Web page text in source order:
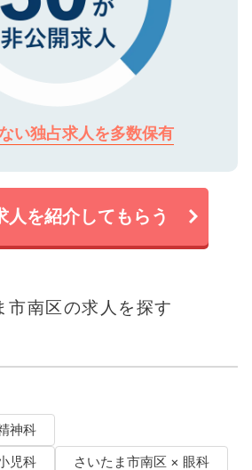
い独占求人を多数保有
人を紹介してもらう
市南区の求人を探す
神科
児科
さいたま市南区 × 眼科